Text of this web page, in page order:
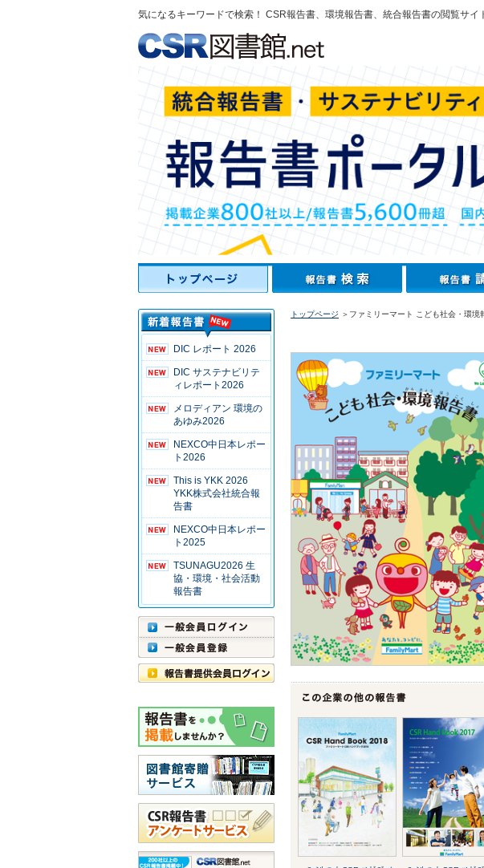
気になるキーワードで検索！ CSR報告書、環境報告書、統合報告書の閲覧サイ
DIC レポート 2026
DIC サステナビリテ
ィレポート2026
メロディアン 環境の
あゆみ2026
NEXCO中日本レポー
ト2026
This is YKK 2026
YKK株式会社統合報
告書
NEXCO中日本レポー
ト2025
TSUNAGU2026 生
協・環境・社会活動
報告書
トップページ ＞ファミリーマート こども社会・環境